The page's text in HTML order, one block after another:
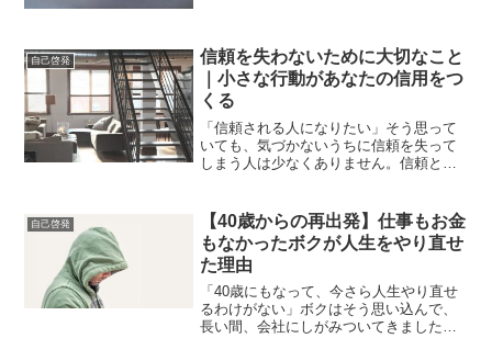
ばいいんだろう」と毎日モ...
自己啓発
信頼を失わないために大切なこと
｜小さな行動があなたの信用をつ
くる
「信頼される人になりたい」そう思って
いても、気づかないうちに信頼を失って
しまう人は少なくありません。信頼とい
績があっても、「この人ちょっと信用で
きないかも…」と思われた...
自己啓発
【40歳からの再出発】仕事もお金
もなかったボクが人生をやり直せ
た理由
「40歳にもなって、今さら人生やり直せ
るわけがない」ボクはそう思い込んで、
長い間、会社にしがみついてきました。